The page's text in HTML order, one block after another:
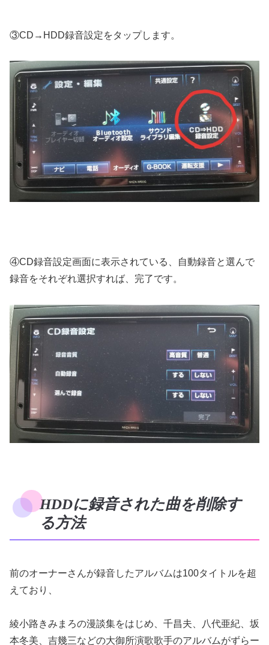
③CD→HDD録音設定をタップします。
④CD録音設定画面に表示されている、自動録音と選んで
録音をそれぞれ選択すれば、完了です。
HDDに録音された曲を削除す
る方法
前のオーナーさんが録音したアルバムは100タイトルを超
えており、
綾小路きみまろの漫談集をはじめ、千昌夫、八代亜紀、坂
本冬美、吉幾三などの大御所演歌歌手のアルバムがずらー